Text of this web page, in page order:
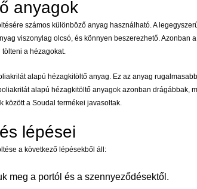
anyagok
számos különböző anyag használható. A
viszonylag olcsó, és könnyen beszerezhető. Azonban
a hézagokat.
alapú hézagkitöltő anyag. Ez az anyag
alapú hézagkitöltő anyagok azonban drágábbak,
között a Soudal termékei javasoltak.
lépései
a következő lépésekből áll:
meg a portól és a szennyeződésektől.